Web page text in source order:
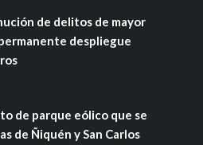
de delitos de mayor
despliegue
de parque eólico que se
de Ñiquén y San Carlos